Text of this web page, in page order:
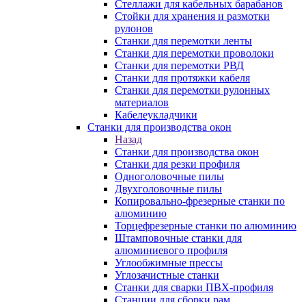
Стеллажи для кабельных барабанов
Стойки для хранения и размотки
рулонов
Станки для перемотки ленты
Станки для перемотки проволоки
Станки для перемотки РВД
Станки для протяжки кабеля
Станки для перемотки рулонных
материалов
Кабелеукладчики
Станки для производства окон
Назад
Станки для производства окон
Станки для резки профиля
Одноголовочные пилы
Двухголовочные пилы
Копировально-фрезерные станки по
алюминию
Торцефрезерные станки по алюминию
Штамповочные станки для
алюминиевого профиля
Углообжимные прессы
Углозачистные станки
Станки для сварки ПВХ-профиля
Станции для сборки рам